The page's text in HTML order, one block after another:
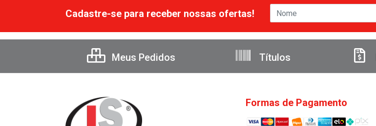
Cadastre-se para receber nossas ofertas!
Meus Pedidos Títulos
Formas de Pagamento